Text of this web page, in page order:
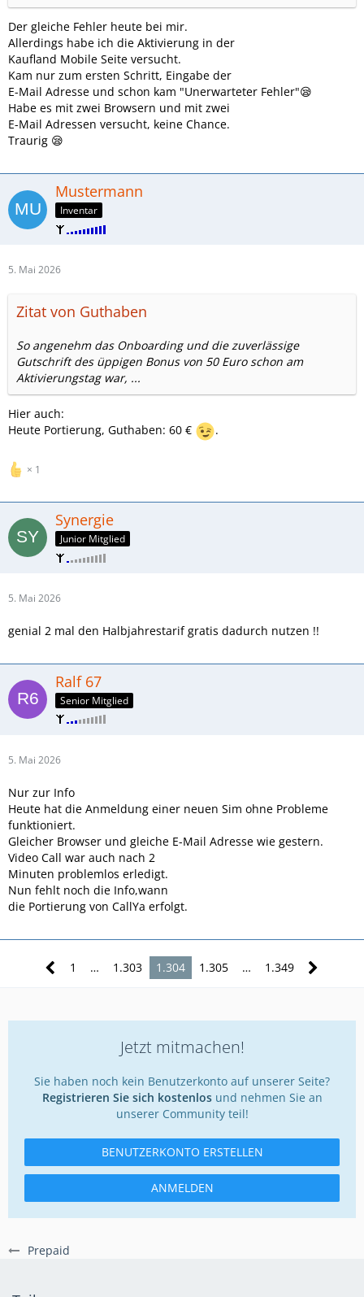
Prepaid
Der gleiche Fehler heute bei mir.
Allerdings habe ich die Aktivierung in der
Kaufland Mobile Seite versucht.
Kam nur zum ersten Schritt, Eingabe der
E-Mail Adresse und schon kam "Unerwarteter Fehler"😪
Habe es mit zwei Browsern und mit zwei
E-Mail Adressen versucht, keine Chance.
Traurig 😪
Mustermann
Inventar
5. Mai 2026
Zitat von Guthaben
So angenehm das Onboarding und die zuverlässige
Gutschrift des üppigen Bonus von 50 Euro schon am
Aktivierungstag war, ...
Hier auch:
Heute Portierung, Guthaben: 60 €
.
1
Synergie
Junior Mitglied
5. Mai 2026
genial 2 mal den Halbjahrestarif gratis dadurch nutzen !!
Ralf 67
Senior Mitglied
5. Mai 2026
Nur zur Info
Heute hat die Anmeldung einer neuen Sim ohne Probleme
funktioniert.
Gleicher Browser und gleiche E-Mail Adresse wie gestern.
Video Call war auch nach 2
Minuten problemlos erledigt.
Nun fehlt noch die Info,wann
die Portierung von CallYa erfolgt.
1 … 1.303 1.304 1.305 … 1.349
Jetzt mitmachen!
Sie haben noch kein Benutzerkonto auf unserer Seite?
Registrieren Sie sich kostenlosund nehmen Sie an
unserer Community teil!
BENUTZERKONTO ERSTELLEN
ANMELDEN